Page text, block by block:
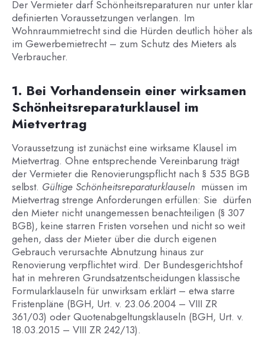
Der Vermieter darf Schönheitsreparaturen nur unter klar
definierten Voraussetzungen verlangen. Im
Wohnraummietrecht sind die Hürden deutlich höher als
im Gewerbemietrecht – zum Schutz des Mieters als
Verbraucher.
1. Bei Vorhandensein einer wirksamen
Schönheitsreparaturklausel im
Mietvertrag
Voraussetzung ist zunächst eine wirksame Klausel im
Mietvertrag. Ohne entsprechende Vereinbarung trägt
der Vermieter die Renovierungspflicht nach § 535 BGB
selbst. Gültige Schönheitsreparaturklauseln müssen im
Mietvertrag strenge Anforderungen erfüllen: Sie dürfen
den Mieter nicht unangemessen benachteiligen (§ 307
BGB), keine starren Fristen vorsehen und nicht so weit
gehen, dass der Mieter über die durch eigenen
Gebrauch verursachte Abnutzung hinaus zur
Renovierung verpflichtet wird. Der Bundesgerichtshof
hat in mehreren Grundsatzentscheidungen klassische
Formularklauseln für unwirksam erklärt – etwa starre
Fristenpläne (BGH, Urt. v. 23.06.2004 – VIII ZR
361/03) oder Quotenabgeltungsklauseln (BGH, Urt. v.
18.03.2015 – VIII ZR 242/13).